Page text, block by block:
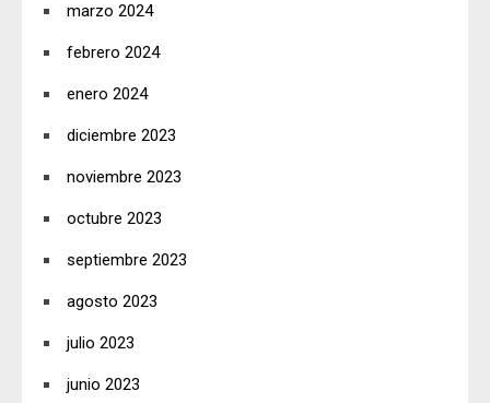
marzo 2024
febrero 2024
enero 2024
diciembre 2023
noviembre 2023
octubre 2023
septiembre 2023
agosto 2023
julio 2023
junio 2023